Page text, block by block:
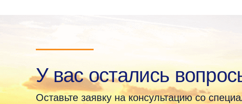
У вас остались
Оставьте заявку на консультацию со